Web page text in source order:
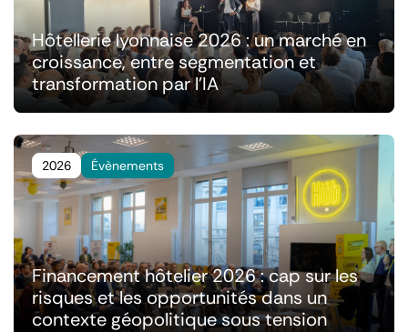
Hôtellerie lyonnaise 2026 : un marché en
croissance, entre segmentation et
transformation par l'IA
2026 Évènements
Financement hôtelier 2026 : cap sur les
risques et les opportunités dans un
contexte géopolitique sous tension